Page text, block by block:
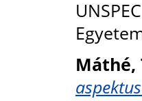
Máthé,